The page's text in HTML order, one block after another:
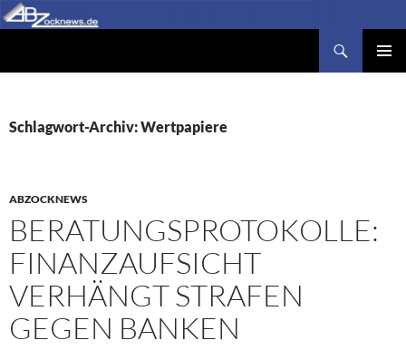
Zum
Inhalt
Schlagwort-Archiv: Wertpapiere
ABZOCKNEWS
BERATUNGSPROTOKOLLE:
FINANZAUFSICHT
VERHÄNGT STRAFEN
GEGEN BANKEN